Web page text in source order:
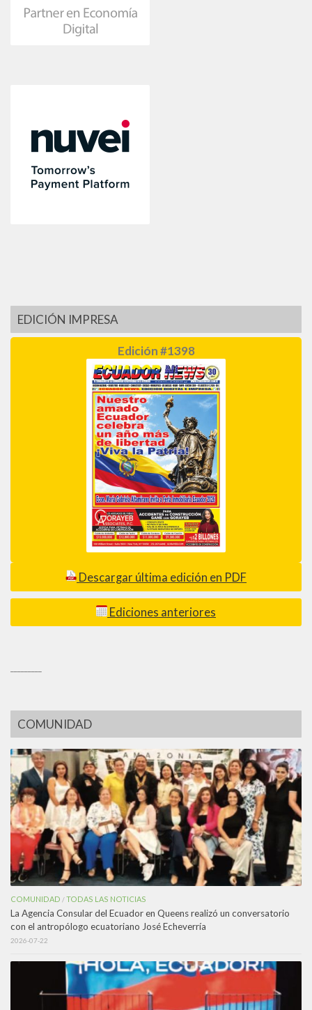
EDICIÓN IMPRESA
Edición #1398
Descargar última edición en PDF
Ediciones anteriores
COMUNIDAD
COMUNIDAD /TODAS LAS NOTICIAS
La Agencia Consular del Ecuador en Queens realizó un conversatorio
con el antropólogo ecuatoriano José Echeverría
2026-07-22